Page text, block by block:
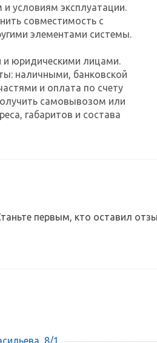
и условиям эксплуатации.
совместимость с
элементами системы.
и юридическими лицами.
наличными, банковской
и оплата по счету
самовывозом или
габаритов и состава
первым, кто оставил
8/1